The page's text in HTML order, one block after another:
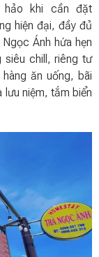
hảo khi cần đặt
hiện đại, đầy đủ
Ánh hứa hẹn
siêu chill, riêng tư
ăn uống, bãi
lưu niệm, tắm biển